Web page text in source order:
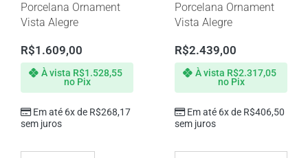
Porcelana Ornament
Vista Alegre
R$1.609,00
Em até 6x de R$268,17
sem juros
À vista R$1.528,55
no Pix
Porcelana Ornament
Vista Alegre
R$2.439,00
Em até 6x de R$406,50
sem juros
À vista R$2.317,05
no Pix